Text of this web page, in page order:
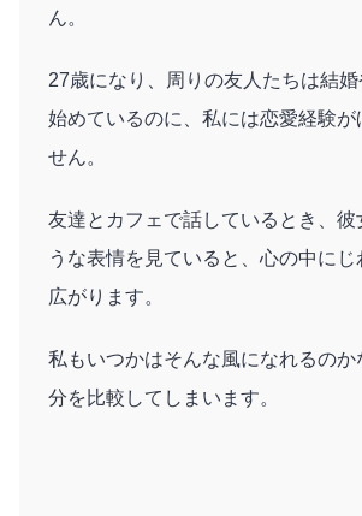
ん。
27歳になり、周りの友人たちは結婚
始めているのに、私には恋愛経験が
せん。
友達とカフェで話しているとき、彼
うな表情を見ていると、心の中に
広がります。
私もいつかはそんな風になれるのか
分を比較してしまいます。